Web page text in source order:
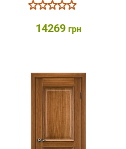
14269 грн